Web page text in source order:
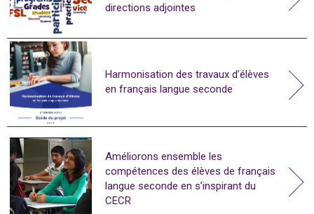
directions adjointes
Harmonisation des travaux d’élèves
en français langue seconde
Améliorons ensemble les
compétences des élèves de français
langue seconde en s’inspirant du
CECR